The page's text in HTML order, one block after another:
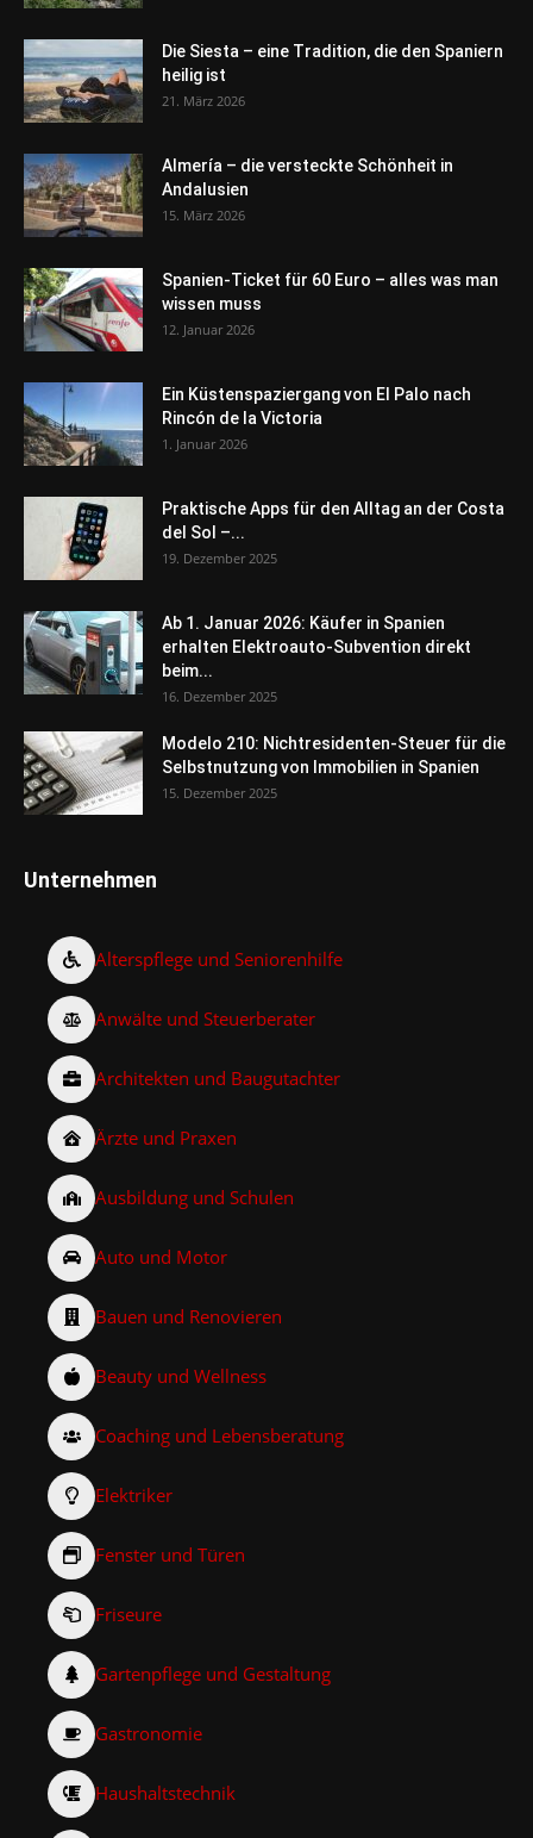
Die Siesta – eine Tradition, die den Spaniern
heilig ist
21. März 2026
Almería – die versteckte Schönheit in
Andalusien
15. März 2026
Spanien-Ticket für 60 Euro – alles was man
wissen muss
12. Januar 2026
Ein Küstenspaziergang von El Palo nach
Rincón de la Victoria
1. Januar 2026
Praktische Apps für den Alltag an der Costa
del Sol –...
19. Dezember 2025
Ab 1. Januar 2026: Käufer in Spanien
erhalten Elektroauto-Subvention direkt
beim...
16. Dezember 2025
Modelo 210: Nichtresidenten-Steuer für die
Selbstnutzung von Immobilien in Spanien
15. Dezember 2025
Unternehmen
Alterspflege und Seniorenhilfe
Anwälte und Steuerberater
Architekten und Baugutachter
Ärzte und Praxen
Ausbildung und Schulen
Auto und Motor
Bauen und Renovieren
Beauty und Wellness
Coaching und Lebensberatung
Elektriker
Fenster und Türen
Friseure
Gartenpflege und Gestaltung
Gastronomie
Haushaltstechnik